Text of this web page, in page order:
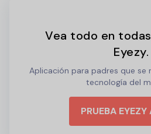
Vea todo en
Eyezy.
Aplicación para padres que se
tecnología del
PRUEBA EYEZY